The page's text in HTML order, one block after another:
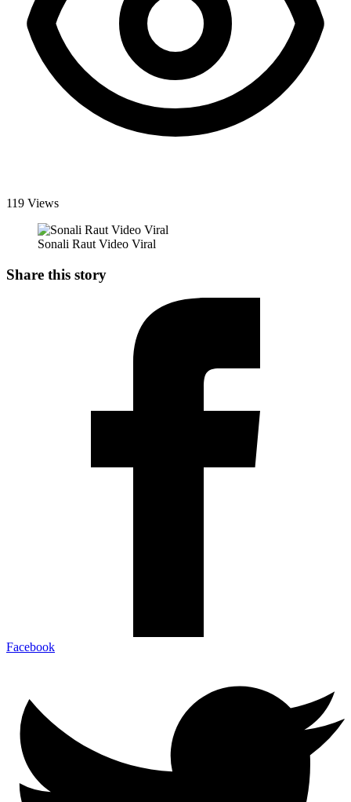
119 Views
Sonali Raut Video Viral
Share this story
Facebook